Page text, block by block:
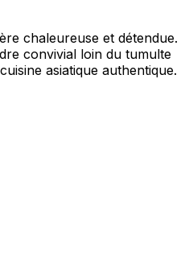
chaleureuse et détendue.
convivial loin du tumulte
asiatique authentique.